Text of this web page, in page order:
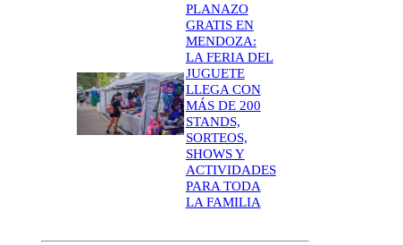
PLANAZO
GRATIS EN
MENDOZA:
LA FERIA DEL
JUGUETE
LLEGA CON
MÁS DE 200
STANDS,
SORTEOS,
SHOWS Y
ACTIVIDADES
PARA TODA
LA FAMILIA